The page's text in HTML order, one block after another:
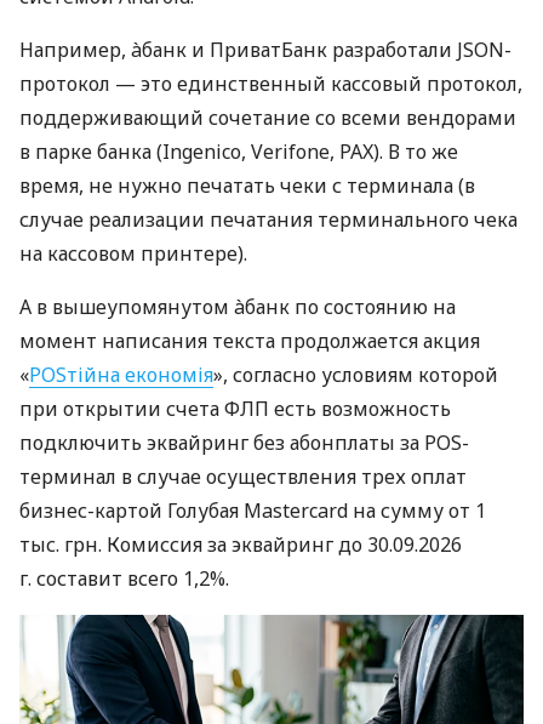
Например, àбанк и ПриватБанк разработали JSON-
протокол — это единственный кассовый протокол,
поддерживающий сочетание со всеми вендорами
в парке банка (Ingenico, Verifone, PAX). В то же
время, не нужно печатать чеки с терминала (в
случае реализации печатания терминального чека
на кассовом принтере).
А в вышеупомянутом àбанк по состоянию на
момент написания текста продолжается акция
«POSтійна економія», согласно условиям которой
при открытии счета ФЛП есть возможность
подключить эквайринг без абонплаты за POS-
терминал в случае осуществления трех оплат
бизнес-картой Голубая Mastercard на сумму от 1
тыс. грн. Комиссия за эквайринг до 30.09.2026
г. составит всего 1,2%.